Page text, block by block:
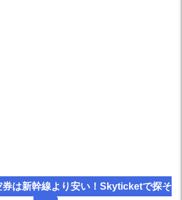
券は新幹線より安い！Skyticketで探そ